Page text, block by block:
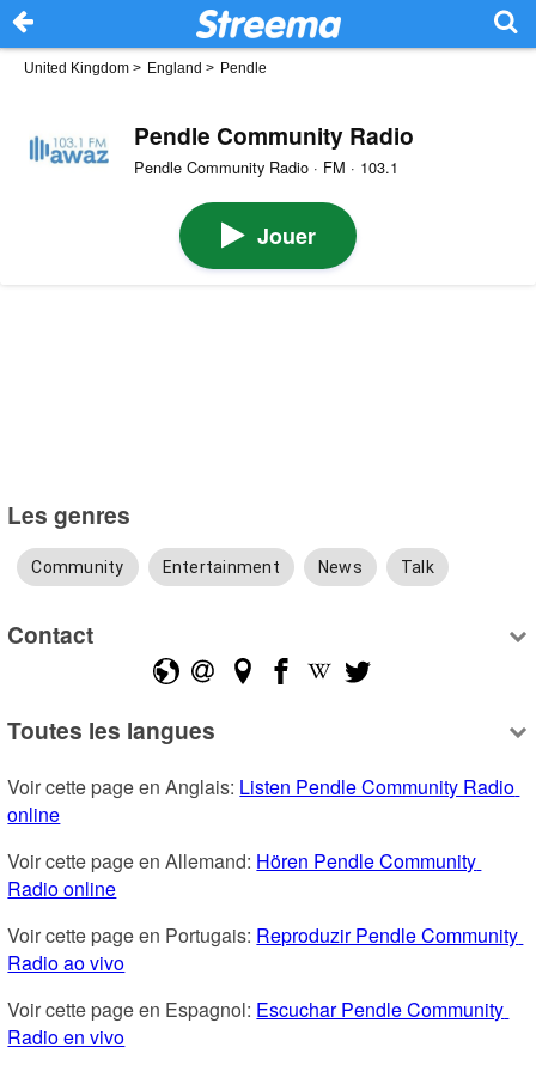
United Kingdom > England > Pendle
Pendle Community Radio
Pendle Community Radio · FM · 103.1
Jouer
Les genres
Community Entertainment News Talk
Contact
Toutes les langues
Voir cette page en Anglais: Listen Pendle Community Radio
online
Voir cette page en Allemand: Hören Pendle Community
Radio online
Voir cette page en Portugais: Reproduzir Pendle Community
Radio ao vivo
Voir cette page en Espagnol: Escuchar Pendle Community
Radio en vivo